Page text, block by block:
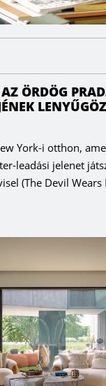
ÖRDÖG
York-i otthon,
leadási jelenet
(The Devil Wears